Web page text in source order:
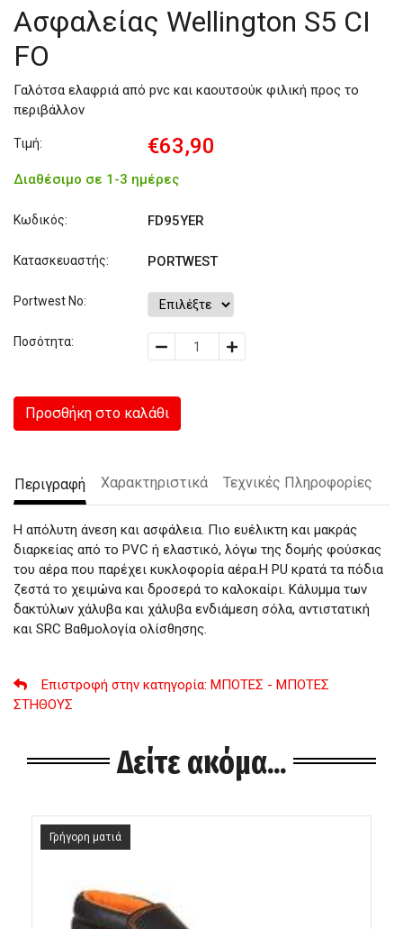
Ασφαλείας Wellington S5 CI
FO
Γαλότσα ελαφριά από pvc και καουτσούκ φιλική προς το
περιβάλλον
Τιμή: €63,90
Διαθέσιμο σε 1-3 ημέρες
Κωδικός: FD95YER
Κατασκευαστής: PORTWEST
Portwest No:
Ποσότητα:
Προσθήκη στο καλάθι
Περιγραφή Χαρακτηριστικά Τεχνικές Πληροφορίες
Η απόλυτη άνεση και ασφάλεια. Πιο ευέλικτη και μακράς
διαρκείας από το PVC ή ελαστικό, λόγω της δομής φούσκας
του αέρα που παρέχει κυκλοφορία αέρα.Η PU κρατά τα πόδια
ζεστά το χειμώνα και δροσερά το καλοκαίρι. Κάλυμμα των
δακτύλων χάλυβα και χάλυβα ενδιάμεση σόλα, αντιστατική
και SRC Βαθμολογία ολίσθησης.
Επιστροφή στην κατηγορία: ΜΠΟΤΕΣ - ΜΠΟΤΕΣ
ΣΤΗΘΟΥΣ
Δείτε ακόμα...
Γρήγορη ματιά